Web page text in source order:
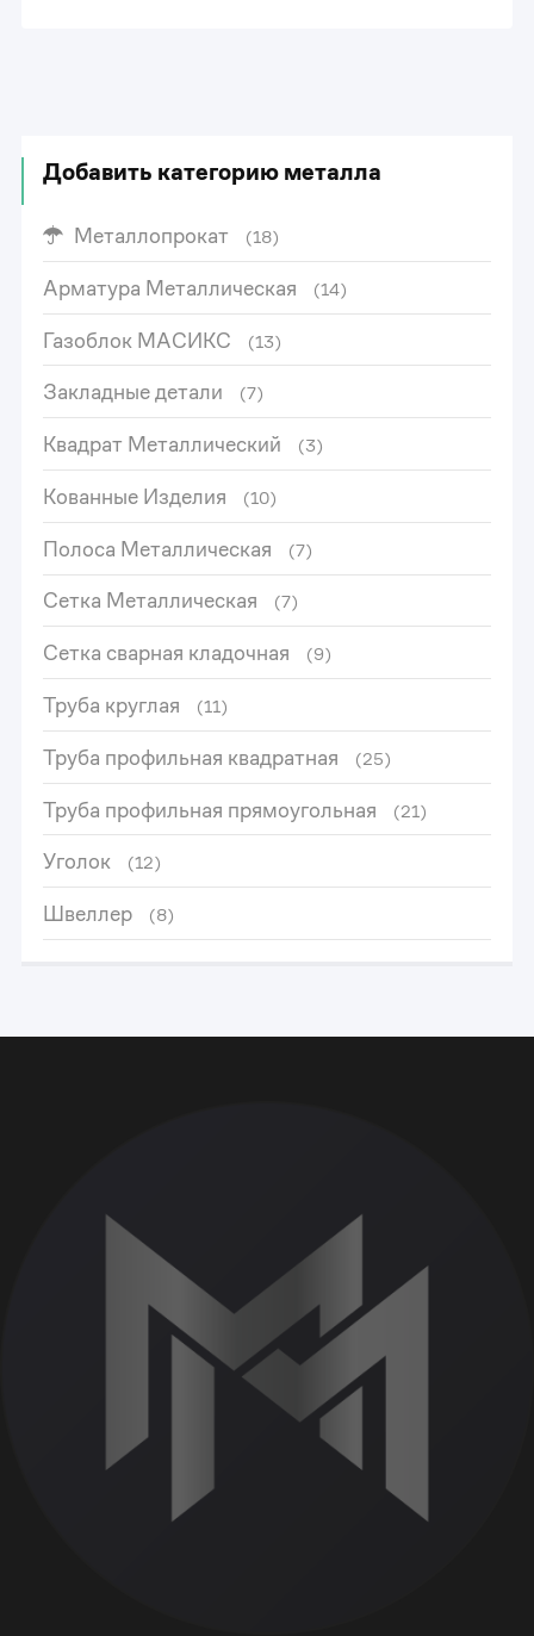
Добавить категорию металла
Металлопрокат (18)
Арматура Металлическая (14)
Газоблок МАСИКС (13)
Закладные детали (7)
Квадрат Металлический (3)
Кованные Изделия (10)
Полоса Металлическая (7)
Сетка Металлическая (7)
Сетка сварная кладочная (9)
Труба круглая (11)
Труба профильная квадратная (25)
Труба профильная прямоугольная (21)
Уголок (12)
Швеллер (8)